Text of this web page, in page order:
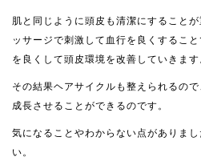
肌と同じように頭皮も清潔にすること
ッサージで刺激して血行を良くするこ
を良くして頭皮環境を改善していきます
その結果ヘアサイクルも整えられるの
成長させることができるのです。
気になることやわからない点がありま
い。